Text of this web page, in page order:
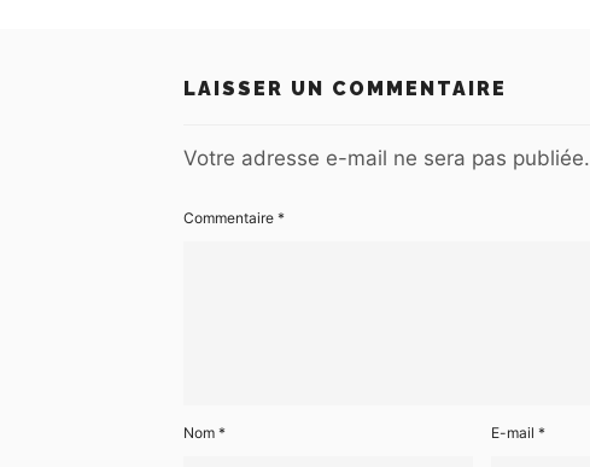
LAISSER UN COMMENTAIRE
Votre adresse e-mail ne sera pas publiée.
Commentaire *
Nom * E-mail *